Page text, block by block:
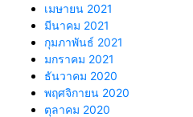
เมษายน 2021
มีนาคม 2021
กุมภาพันธ์ 2021
มกราคม 2021
ธันวาคม 2020
พฤศจิกายน 2020
ตุลาคม 2020